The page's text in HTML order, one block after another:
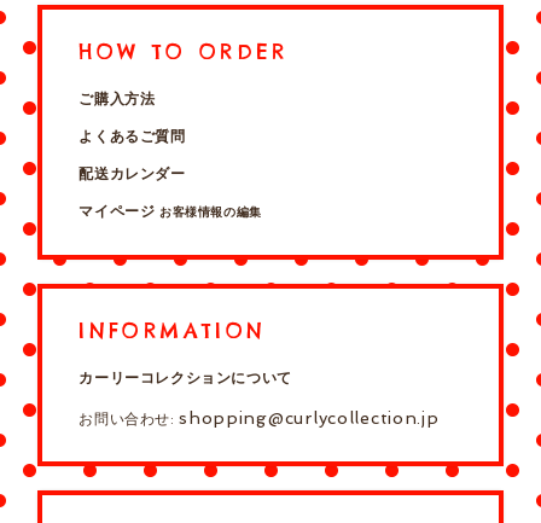
HOW TO ORDER
ご購入方法
よくあるご質問
配送カレンダー
マイページ お客様情報の編集
INFORMATION
カーリーコレクションについて
お問い合わせ:shopping@curlycollection.jp